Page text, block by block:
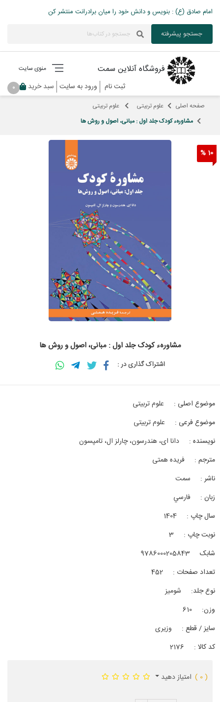
امام صادق (ع) : بنویس و دانش خود را میان برادرانت منتشر کن
جستجو پیشرفته
فروشگاه آنلاین سمت منوی سایت
ثبت نام ورود به سایت سبد خرید 0
صفحه اصلی علوم تربیتی
علوم تربیتی
مشاورهء کودک جلد اول : مبانی، اصول و روش ها
10 %
مشاورهء کودک جلد اول : مبانی، اصول و روش ها
اشتراک گذاری در :
موضوع اصلی :
علوم تربیتی
موضوع فرعی :
علوم تربیتی
نویسنده :
دانا ای، هندرسون، چارلز ال، تامپسون
مترجم :
فریده همتی
ناشر :
سمت
زبان :
فارسي
سال چاپ :
1404
نوبت چاپ :
3
شابک
9786000205843
تعداد صفحات :
452
نوع جلد:
شوميز
وزن:
610
سایز / قطع :
وزیری
کد کالا :
2176
( 0 ) امتیاز دهید